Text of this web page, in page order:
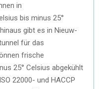
in
bis minus 25°
gibt es in Nieuw-
für das
frische
25° Celsius abgekühlt
22000- und HACCP